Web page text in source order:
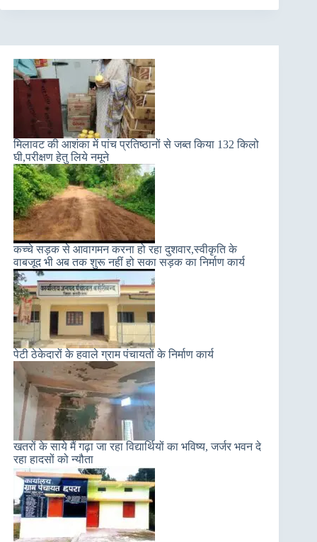
मिलावट की आशंका में पांच प्रतिष्ठानों से जब्त किया 132 किलो
घी,परीक्षण हेतु लिये नमूने
कच्चे सड़क से आवागमन करना हो रहा दुशवार,स्वीकृति के
वाबजूद भी अब तक शुरू नहीं हो सका सड़क का निर्माण कार्य
पेटी ठेकेदारों के हवाले ग्राम पंचायतों के निर्माण कार्य
खतरों के साये मैं गढ़ा जा रहा विद्यार्थियों का भविष्य, जर्जर भवन दे
रहा हादसों को न्यौता